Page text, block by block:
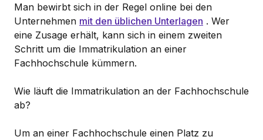
Man bewirbt sich in der Regel online bei den
Unternehmen mit den üblichen Unterlagen . Wer
eine Zusage erhält, kann sich in einem zweiten
Schritt um die Immatrikulation an einer
Fachhochschule kümmern.
Wie läuft die Immatrikulation an der Fachhochschule
ab?
Um an einer Fachhochschule einen Platz zu